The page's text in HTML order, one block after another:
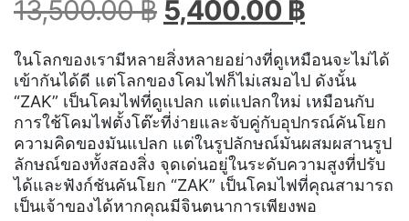
13,500.00฿ Original
price
was:
13,500.00 ฿.
5,400.00 ฿Current
price
is:
ในโลกของเรามีหลายสิ่งหลายอย่างที่ดูเหมือนจะไม่ได้
เข้ากันได้ดี แต่โลกของโคมไฟก็ไม่เสมอไป ดังนั้น
“ZAK” เป็นโคมไฟที่ดูแปลก แต่แปลกใหม่ เหมือนกับ
การใช้โคมไฟตั้งโต๊ะที่ง่ายและจับคู่กับอุปกรณ์คันโยก
ความคิดของมันแปลก แต่ในรูปลักษณ์มันผสมผสานรูป
ลักษณ์ของทั้งสองสิ่ง จุดเด่นอยู่ในระดับความสูงที่ปรับ
ได้และฟังก์ชันคันโยก “ZAK” เป็นโคมไฟที่คุณสามารถ
เป็นเจ้าของได้หากคุณมีจินตนาการเพียงพอ